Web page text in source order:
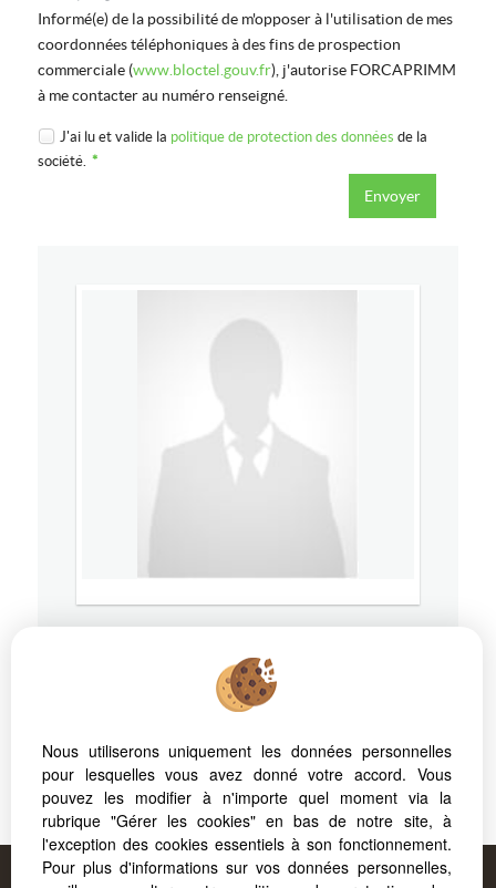
Informé(e) de la possibilité de m'opposer à l'utilisation de mes
coordonnées téléphoniques à des fins de prospection
commerciale (www.bloctel.gouv.fr), j'autorise FORCAPRIMM
à me contacter au numéro renseigné.
J'ai lu et valide la politique de protection des données de la
société. *
Mobile06 85 01 11 38
RSAC: - Ville du greffe:
Proposé parFORCAPRIMM, votre agence à
Nous utiliserons uniquement les données personnelles
pour lesquelles vous avez donné votre accord. Vous
pouvez les modifier à n'importe quel moment via la
rubrique "Gérer les cookies" en bas de notre site, à
l'exception des cookies essentiels à son fonctionnement.
Pour plus d'informations sur vos données personnelles,